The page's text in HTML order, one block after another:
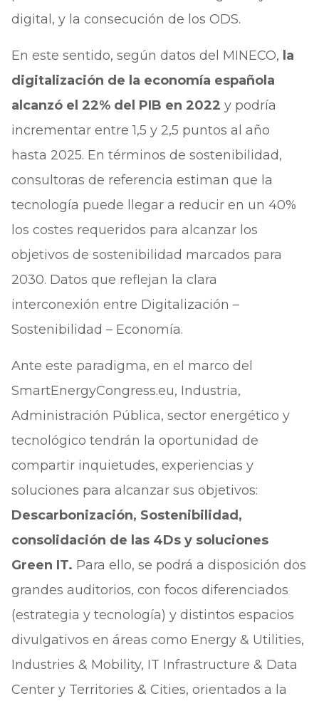
digital, y la consecución de los ODS.
En este sentido, según datos del MINECO, la
digitalización de la economía española
alcanzó el 22% del PIB en 2022 y podría
incrementar entre 1,5 y 2,5 puntos al año
hasta 2025. En términos de sostenibilidad,
consultoras de referencia estiman que la
tecnología puede llegar a reducir en un 40%
los costes requeridos para alcanzar los
objetivos de sostenibilidad marcados para
2030. Datos que reflejan la clara
interconexión entre Digitalización –
Sostenibilidad – Economía.
Ante este paradigma, en el marco del
SmartEnergyCongress.eu, Industria,
Administración Pública, sector energético y
tecnológico tendrán la oportunidad de
compartir inquietudes, experiencias y
soluciones para alcanzar sus objetivos:
Descarbonización, Sostenibilidad,
consolidación de las 4Ds y soluciones
Green IT. Para ello, se podrá a disposición dos
grandes auditorios, con focos diferenciados
(estrategia y tecnología) y distintos espacios
divulgativos en áreas como Energy & Utilities,
Industries & Mobility, IT Infrastructure & Data
Center y Territories & Cities, orientados a la